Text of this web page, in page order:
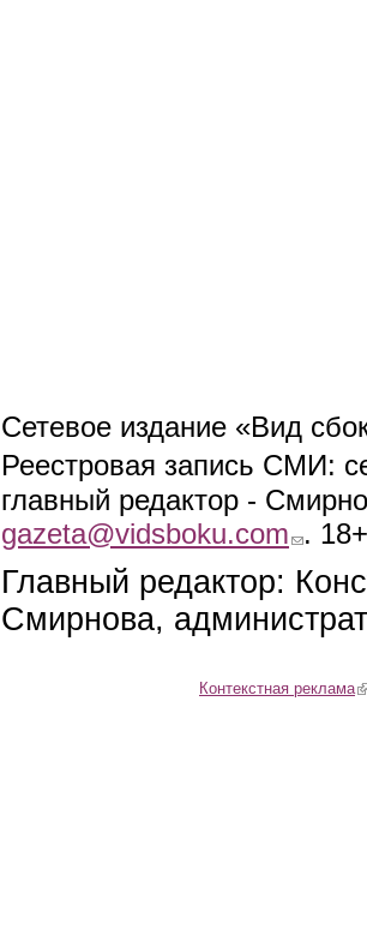
Сетевое издание «Вид
Реестровая запись СМИ:
главный редактор -
gazeta@vidsboku.com (link sends e-
. 18+
Главный редактор:
Смирнова,
Контекстная реклама